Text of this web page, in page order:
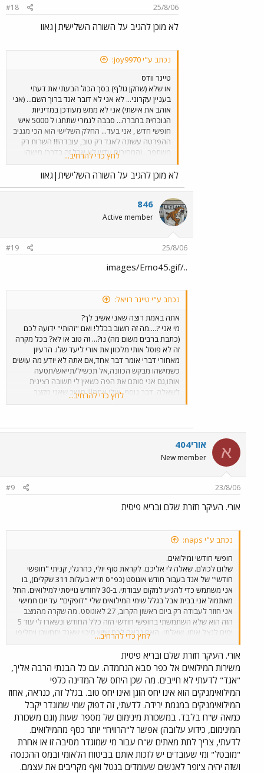
תשכח שבענף התח"צ מושא קנאתם של נהגים הם
הנהגים שלנו וההבדלים הם ענקיים. אבל ( וכאן אבל
גדול) המדינה שלנו עם כל רצונה העז לכווץ את אגד/דן
אגד ודן היו הראשונים לדעת על הפעילות המתקרבת ורק
אנחנו היינו מסוגלים לגייס בזמן כמות נהגים שתספיק
לגיוס הראשון וזה אומר דרשני לגבי כמה סומכים על
החיקויים, נראה לך שיתנו לעפיפים להכנס לאן שאגד
נכנס? ואתה מבין על מה אני מדבר..כן ,רק עלינו סומכים
בזמן אמת!ואנחנו לא נאכזב לעולם! בידידות 007 ג'יימס
בונד
25/8/06
#18
לא מוכן להגיב על השורה השלישית|גאוו
נכתב ע"י joy9970:
טייגר וודס
או שלא (שחקן גולף) בסך הכול הבעתי את דעתי
בעניין עקרוני... לא אני לא דובר אגד ברוך השם... (אני
אוהב את אישתי) אני לא ממש מעודכן במדיניות
הנוכחית בחברה... סבבה לגמרי שתתנו ל 5000 איש
חופשי חדש , אני בעד... החלק השלישי הוא הכי מגניב
ההפרטה עשתה לאגד רק טוב, עובדה!!! השרות רק
משתפר...(המחירים עדיין לא אבל זה בדרך) מישהו
אמר בונדי??? הנהגים באגד אחלה(בלי ציניות) אבל
יש גם מנהלים... בידידות Q
לחץ כדי להרחיב...
לא מוכן להגיב על השורה השלישית|גאוו
846
Active member
25/8/06
#19
../images/Emo45.gif
נכתב ע"י טייגר רויאל:
אתה באמת רוצה שאני אשיב לך?
מי אני ?....מה זה חשוב בכלל! ואם "זהותי" ידועה לכם
(כתבת ברבים משום מה) נו?... זה טוב או לא? בכל מקרה
זה לא פוסל אותי מלכוון את אורי ליעד שלו. הרעיון
מאחורי דברי אומר דבר אחד,אם אתה לא יודע מה עושים
כשמישהו מבקש הכוונה,אל תכשיל/תייאש/תטעה
אותו,גם אני סותם את הפה כשאין לי תשובה רצינית
לשאלה. דבר נוסף, אולי אתה!!! חושב שאני מקצר
הליכים או עושה משהו שאינו תואם את המדיניות של אגד
עושים ומה אגד רוצה וכאחד שמתיימר לדברר את אגד,
היית צריך להיות מעודכן , חשבת שבאגד לא ידעו
שתתקבלנה בקשות לזיכוי בגין המלחמה? מה אנחנו
פונים 5000 איש... וכשכתבתי לאורי שאני אומר לו למי
לפניות הציבור בד"כ מנהל הסניף או פקידה סניפית
תנאי העסקתם המחפירים (וכבר דיברנו על כך רבות)
ואם חברת האוטובוסים חסונה כלכלית,ועוד הרבה סיבות,
כך שכשמציעים לנוסע מחיר יותר זול אין לו סיבה
"להתגעגע",אצלנו הגורם האנושי לפני המכונה,אל
תשכח שבענף התח"צ מושא קנאתם של נהגים הם
הנהגים שלנו וההבדלים הם ענקיים. אבל ( וכאן אבל
גדול) המדינה שלנו עם כל רצונה העז לכווץ את אגד/דן
לא העזה לקרוא לדגל לחברות שציינת בזמן אמת, רק
אנחנו היינו מסוגלים לגייס בזמן כמות נהגים שתספיק
לגיוס הראשון וזה אומר דרשני לגבי כמה סומכים על
החיקויים, נראה לך שיתנו לעפיפים להכנס לאן שאגד
נכנס? ואתה מבין על מה אני מדבר..כן ,רק עלינו סומכים
בזמן אמת!ואנחנו לא נאכזב לעולם! בידידות 007 ג'יימס
בונד
לחץ כדי להרחיב...
א אורי404
New member
23/8/06
#9
אורי. העיקר חזרת שלם ובריא פיסית
נכתב ע"י naps:
חופשי חודשי ומילואים.
שלום לכולם. שאלה לי אליכם. לקראת סוף יולי, כהרגלי, קניתי "חופשי
חודשי" של אגד בעבור חודש אוגוסט (כפ"ס ת"א בעלות 311 שקלים), בו
אני משתמש כדי להגיע למקום עבודתי. ב-30 לחודש גוייסתי למילואים. החל
מאתמול אני בבית אבל בגלל שימי המילואים שלי "דופקים" עד יום חמישי
אני חוזר לעבודה רק ביום ראשון הקרוב, 27 לאוגוסט. מה שקרה מהמצב
הזה הוא שלא השתמשתי בחופשי חודשי הזה כלל החודש ונשארו לי עוד 5
ימים לנצל אותו. שאלתי- האם נראה לכם שיש סיכוי שאגד יתחשבו ויחליפו
לי את החופשי חודשי לזה של ספטמבר? את של אוגוסט אני אחזיר ובשבוע
הבא אסע עם כרטיסיות. במידה וכן, למי לפנות? עם מי לדבר? אני רק
אציין- ברור לי שהם ממש לא מחוייבים לזה, אבל בהתחשב בנסיבות... תודה
מראש לכל התגובות.
לחץ כדי להרחיב...
אורי. העיקר חזרת שלם ובריא פיסית
משירות המילואים אל כפר סבא הנחמדה. עם כל הבנתי הרבה אליך,
"אגד" לדעתי לא חייבים. מה שכן היחס של המדינה כלפי
המילואימניקים הוא אינו יחס הוגן ואינו יחס טוב. בגלל זה, כנראה, אחוז
המילואימניקים במגמת ירידה. לדעתי, זה דפוק שמי שמוגדר יקבל
כמאה ש"ח בלבד. במשכורת מינימום של מספר שעות (וגם משכורת
המינימום, כידוע עלובה) אפשר ל"הרוויח" יותר כסף מהמילואים.
לדעתי, צריך לתת מאתים ש"ח עבור מי שמוגדר מסיבה זו או אחרת
"מובטל" ומי שעובדים יש לזכות אותם בביטוח הלאומי ובמס ההכנסה
ושזה יהיה צ'ופר לאנשים שעומדים בנטל ואף מקריבים את עצמם.